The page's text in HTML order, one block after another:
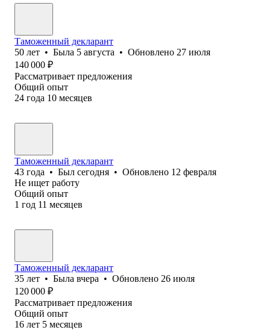
Таможенный декларант
50 лет • Была 5 августа • Обновлено 27 июля
140 000 ₽
Рассматривает предложения
Общий опыт
24 года 10 месяцев
Таможенный декларант
43 года • Был сегодня • Обновлено 12 февраля
Не ищет работу
Общий опыт
1 год 11 месяцев
Таможенный декларант
35 лет • Была вчера • Обновлено 26 июля
120 000 ₽
Рассматривает предложения
Общий опыт
16 лет 5 месяцев